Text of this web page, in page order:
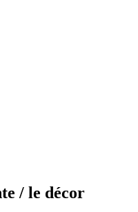
/ le décor